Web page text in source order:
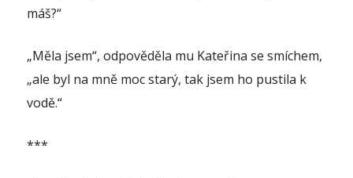
máš?“
„Měla jsem“, odpověděla mu Kateřina se smíchem,
„ale byl na mně moc starý, tak jsem ho pustila k
vodě.“
***